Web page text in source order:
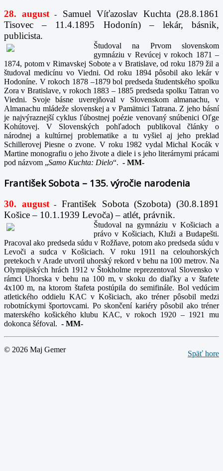
28. august -
Samuel Víťazoslav Kuchta (28.8.1861
Tisovec – 11.4.1895 Hodonín) – lekár, básnik,
publicista.
Študoval na Prvom slovenskom
gymnáziu v Revúcej v rokoch 1871 –
1874, potom v Rimavskej Sobote a v Bratislave, od roku 1879 žil a
študoval medicínu vo Viedni. Od roku 1894 pôsobil ako lekár v
Hodoníne. V rokoch 1878 –1879 bol predseda študentského spolku
Zora v Bratislave, v rokoch 1883 – 1885 predseda spolku Tatran vo
Viedni. Svoje básne uverejňoval v Slovenskom almanachu, v
Almanachu mládeže slovenskej a v Pamätnici Tatrana. Z jeho básní
je najvýraznejší cyklus ľúbostnej poézie venovaný snúbenici Oľge
Kohútovej. V Slovenských pohľadoch publikoval články o
národnej a kultúrnej problematike a tu vyšiel aj jeho preklad
Schillerovej Piesne o zvone. V roku 1982 vydal Michal Kocák v
Martine monografiu o jeho živote a diele i s jeho literárnymi prácami
pod názvom „Samo Kuchta: Dielo“. - MM-
František Sobota – 135. výročie narodenia
30. august-
František Sobota (Szobota) (30.8.1891
Košice – 10.1.1939 Levoča) – atlét, právnik.
Študoval na gymnáziu v Košiciach a
právo v Košiciach, Kluži a Budapešti.
Pracoval ako predseda súdu v Rožňave, potom ako predseda súdu v
Levoči a sudca v Košiciach. V roku 1911 na celouhorských
pretekoch v Arade utvoril uhorský rekord v behu na 100 metrov. Na
Olympijských hrách 1912 v Štokholme reprezentoval Slovensko v
rámci Uhorska v behu na 100 m, v skoku do diaľky a v štafete
4x100 m, na ktorom štafeta postúpila do semifinále. Bol vedúcim
atletického oddielu KAC v Košiciach, ako tréner pôsobil medzi
robotníckymi športovcami. Po skončení kariéry pôsobil ako tréner
materského košického klubu KAC, v rokoch 1920 – 1921 mu
dokonca šéfoval. - MM-
Späť hore
© 2026 Maj Gemer